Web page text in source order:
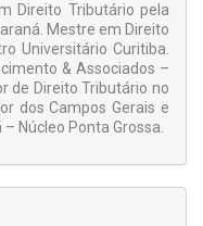
Direito Tributário pela
Mestre em Direito
Universitário Curitiba.
& Associados –
de Direito Tributário no
dos Campos Gerais e
Núcleo Ponta Grossa.